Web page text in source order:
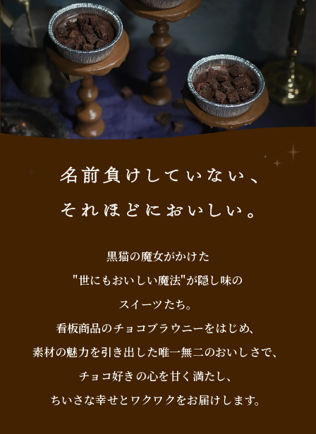
黒猫の魔女がかけた
"世にもおいしい魔法"が隠し味の
スイーツたち。
看板商品のチョコブラウニーをはじめ、
素材の魅力を引き出した唯一無二のおいしさで、
チョコ好きの心を甘く満たし、
ちいさな幸せとワクワクをお届けします。